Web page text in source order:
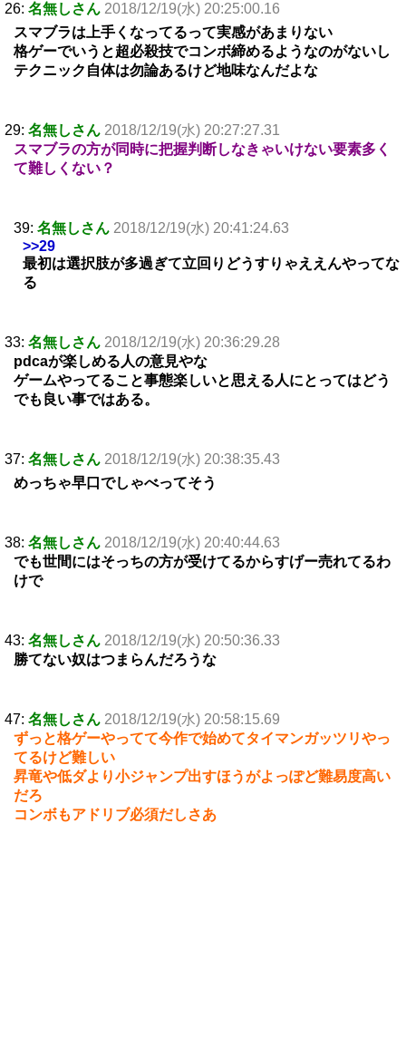
26: 名無しさん 2018/12/19(水) 20:25:00.16
スマブラは上手くなってるって実感があまりない
格ゲーでいうと超必殺技でコンボ締めるようなのがないし
テクニック自体は勿論あるけど地味なんだよな
29: 名無しさん 2018/12/19(水) 20:27:27.31
スマブラの方が同時に把握判断しなきゃいけない要素多く
て難しくない？
39: 名無しさん 2018/12/19(水) 20:41:24.63
>>29
最初は選択肢が多過ぎて立回りどうすりゃええんやってな
る
33: 名無しさん 2018/12/19(水) 20:36:29.28
pdcaが楽しめる人の意見やな
ゲームやってること事態楽しいと思える人にとってはどう
でも良い事ではある。
37: 名無しさん 2018/12/19(水) 20:38:35.43
めっちゃ早口でしゃべってそう
38: 名無しさん 2018/12/19(水) 20:40:44.63
でも世間にはそっちの方が受けてるからすげー売れてるわ
けで
43: 名無しさん 2018/12/19(水) 20:50:36.33
勝てない奴はつまらんだろうな
47: 名無しさん 2018/12/19(水) 20:58:15.69
ずっと格ゲーやってて今作で始めてタイマンガッツリやっ
てるけど難しい
昇竜や低ダより小ジャンプ出すほうがよっぽど難易度高い
だろ
コンボもアドリブ必須だしさあ